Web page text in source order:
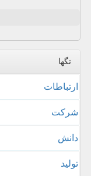
تگها
ارتباطات
شركت
دانش
تولید